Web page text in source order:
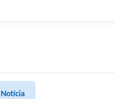
Notícia